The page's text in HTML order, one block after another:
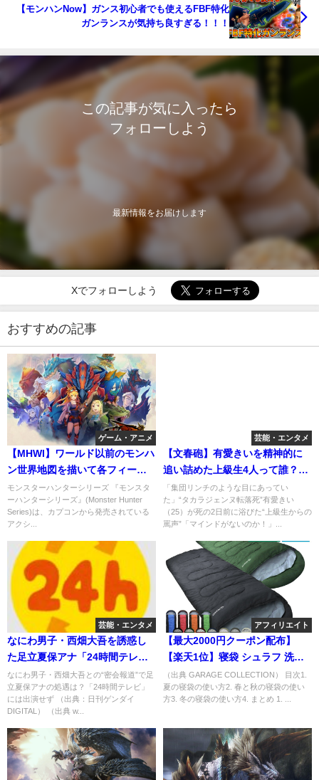
【モンハンNow】ガンス初心者でも使えるFBF特化
ガンランスが気持ち良すぎる！！！
この記事が気に入ったら
フォローしよう
最新情報をお届けします
Xでフォローしよう
おすすめの記事
ゲーム・アニメ
【MHWI】ワールド以前のモンハ
ン世界地図を描いて各フィール
ド等の場所を解説！
モンスターハンターシリーズ 『モンスタ
ーハンターシリーズ』(Monster Hunter
Series)は、カプコンから発売されている
アクシ...
芸能・エンタメ
【文春砲】有愛きいを精神的に
追い詰めた上級生4人って誰？組
長・番長の姪・男のトップ、悪
魔は違うの？
「集団リンチのような目にあってい
た」“タカラジェンヌ転落死”有愛きい
（25）が死の2日前に浴びた“上級生からの
罵声”「マインドがないのか！」...
芸能・エンタメ
なにわ男子・西畑大吾を誘惑し
た足立夏保アナ「24時間テレ
ビ」出演NGが決定。
なにわ男子・西畑大吾との“密会報道”で足
立夏保アナの処遇は？「24時間テレビ」
には出演せず （出典：日刊ゲンダイ
DIGITAL） （出典 w...
アフィリエイト
【最大2000円クーポン配布】
【楽天1位】寝袋 シュラフ 洗え
る コンパクト寝袋！避難先でも
キャンプでも重宝
（出典 GARAGE COLLECTION） 目次1.
夏の寝袋の使い方2. 春と秋の寝袋の使い
方3. 冬の寝袋の使い方4. まとめ 1. ...